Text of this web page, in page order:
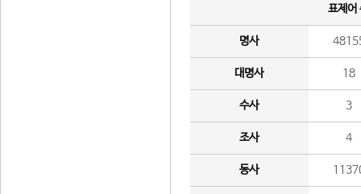
표제어
명사
대명사 18
수사 3
조사 4
동사